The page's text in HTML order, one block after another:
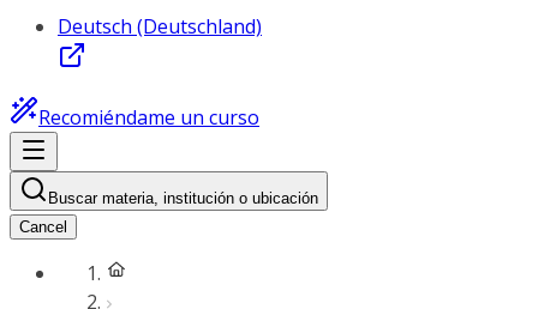
Deutsch (Deutschland)
Recomiéndame un curso
Buscar materia, institución o ubicación
Cancel